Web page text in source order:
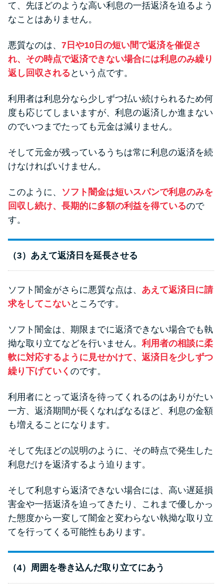
て、先ほどのような高い利息の一括返済を迫るよう
なことはありません。
悪質なのは、 7日や10日の短い間で返済を催促さ
れ、その時点で返済できない場合には利息のみ繰り
返し回収される という点です。
利用者は利息分なら少しずつ払い続けられるため何
度も応じてしまいますが、利息の返済しか進まない
のでいつまでたっても元金は減りません。
そして元金が残っているうちは常に利息の返済を続
けなければいけません。
このように、 ソフト闇金は短いスパンで利息のみを
回収し続け、長期的に多額の利益を得ているので
す。
（3）あえて返済日を延長させる
ソフト闇金がさらに悪質な点は、 あえて返済日に請
求をしてこないところです。
ソフト闇金は、期限までに返済できない場合でも執
拗な取り立てなどを行いません。 利用者の相談に柔
軟に対応するように見せかけて、返済日を少しずつ
繰り下げていく のです。
利用者にとって返済を待ってくれるのはありがたい
一方、返済期間が長くなればなるほど、利息の金額
も増えることになります。
そして先ほどの説明のように、その時点で発生した
利息だけを返済するよう迫ります。
そして利息すら返済できない場合には、高い遅延損
害金や一括返済を迫ってきたり、これまで優しかっ
た態度から一変して闇金と変わらない執拗な取り立
てを行ってくる可能性もあります。
（4）周囲を巻き込んだ取り立てにあう